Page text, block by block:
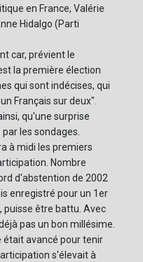
en France, Valérie
Hidalgo (Parti
car, prévient le
la première élection
qui sont indécises, qui
Français sur deux".
qu'une surprise
les sondages.
à midi les premiers
Nombre
d'abstention de 2002
enregistré pour un 1er
puisse être battu. Avec
pas un bon millésime.
était avancé pour tenir
s'élevait à